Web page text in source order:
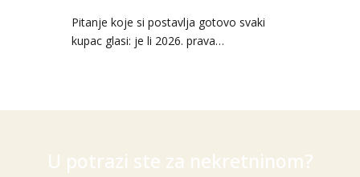
Pitanje koje si postavlja gotovo svaki
kupac glasi: je li 2026. prava…
U potrazi ste za nekretninom?